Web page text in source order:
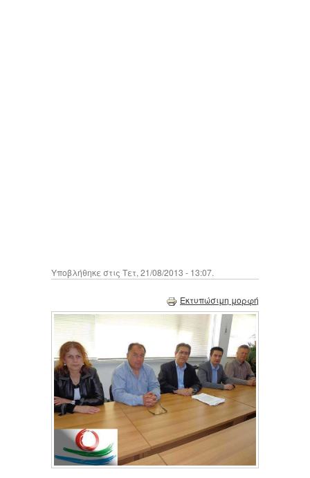
Υποβλήθηκε στις Τετ, 21/08/2013 - 13:07.
Εκτυπώσιμη μορφή